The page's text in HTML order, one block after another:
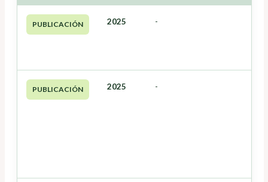
PUBLICACIÓN 2025 -
PUBLICACIÓN 2025 -